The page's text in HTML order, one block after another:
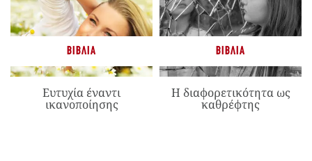
ΒΙΒΛΊΑ
Ευτυχία έναντι
ικανοποίησης
ΒΙΒΛΊΑ
Η διαφορετικότητα ως
καθρέφτης